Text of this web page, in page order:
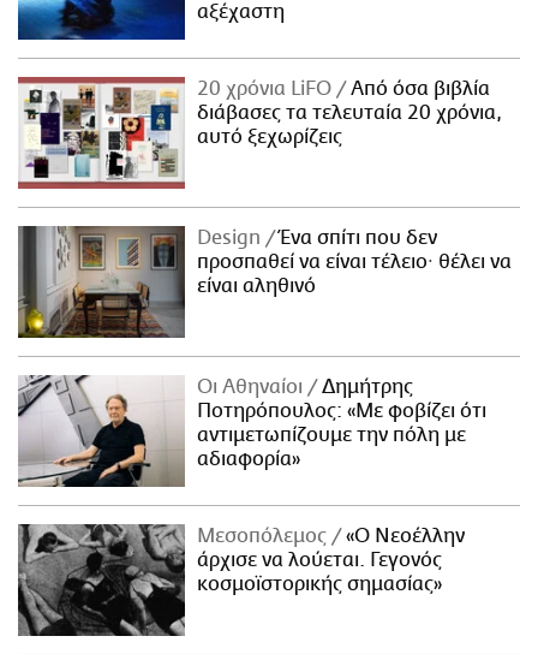
αξέχαστη
20 χρόνια LiFO
Από όσα βιβλία
διάβασες τα τελευταία 20 χρόνια,
αυτό ξεχωρίζεις
Design
Ένα σπίτι που δεν
προσπαθεί να είναι τέλειο· θέλει να
είναι αληθινό
Οι Αθηναίοι
Δημήτρης
Ποτηρόπουλος: «Με φοβίζει ότι
αντιμετωπίζουμε την πόλη με
αδιαφορία»
Μεσοπόλεμος
«Ο Νεοέλλην
άρχισε να λούεται. Γεγονός
κοσμοϊστορικής σημασίας»